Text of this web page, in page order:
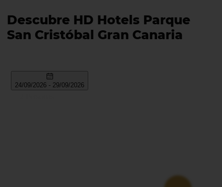
Descubre HD Hotels Parque
San Cristóbal Gran Canaria